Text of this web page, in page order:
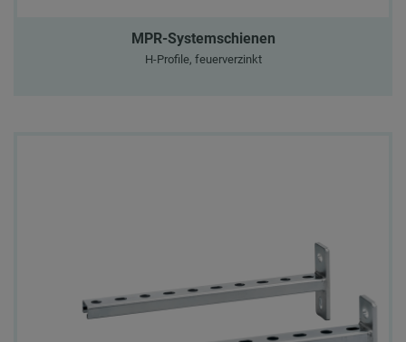
MPR-Systemschienen
H-Profile, feuerverzinkt